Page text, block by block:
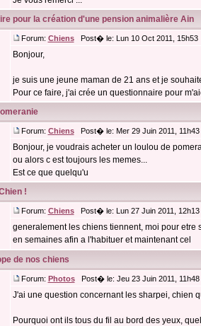
pour la création d'une pension animalière Ain
Forum: ChiensPost� le: Lun 10 Oct 2011,
Bonjour,
je suis une jeune maman de 21 ans et je
Pour ce faire, j'ai crée un questionnaire pour
Forum: ChiensPost� le: Mer 29 Juin 2011,
Bonjour, je voudrais acheter un loulou de
ou alors c est toujours les memes...
Est ce que quelqu'u
!
Forum: ChiensPost� le: Lun 27 Juin 2011,
generalement les chiens tiennent, moi pour etre
en semaines afin a l'habituer et maintenant cel
de nos chiens
Forum: PhotosPost� le: Jeu 23 Juin 2011,
J'ai une question concernant les sharpei, chien
Pourquoi ont ils tous du fil au bord des yeux,